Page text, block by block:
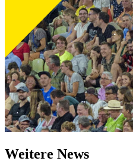
Weitere News